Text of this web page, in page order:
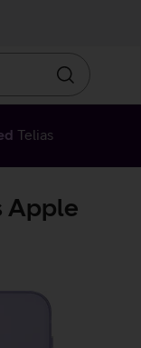
Otsin
Telias
Apple